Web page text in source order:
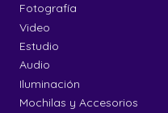
Fotografía
Video
Estudio
Audio
Iluminación
Mochilas y Accesorios